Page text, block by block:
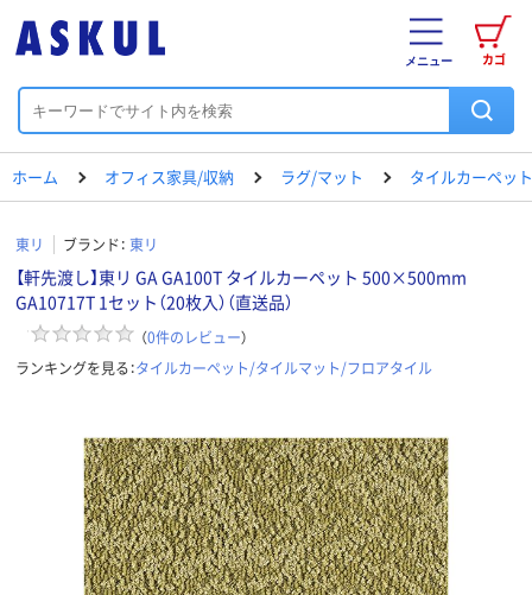
カゴ
メニュー
ホーム オフィス家具/収納 ラグ/マット タイルカーペッ
東リ ブランド： 東リ
【軒先渡し】東リ GA GA100T タイルカーペット 500×500mm
GA10717T 1セット（20枚入）（直送品）
（0件のレビュー）
ランキングを見る：タイルカーペット/タイルマット/フロアタイル